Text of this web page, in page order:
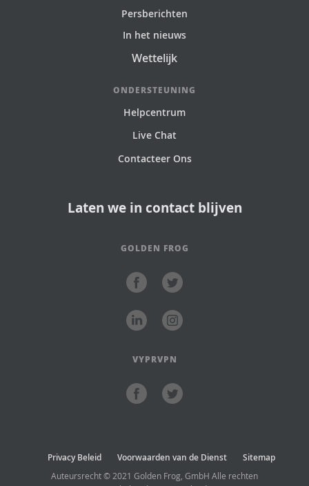
Persberichten
In het nieuws
Wettelijk
ONDERSTEUNING
Helpcentrum
Live Chat
Contacteer Ons
Laten we in contact blijven
GOLDEN FROG
VYPRVPN
Privacy Beleid Voorwaarden van de Dienst Sitemap
Auteursrecht © 2021 Golden Frog, GmbH Alle rechten